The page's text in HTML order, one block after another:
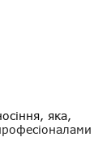
яка,